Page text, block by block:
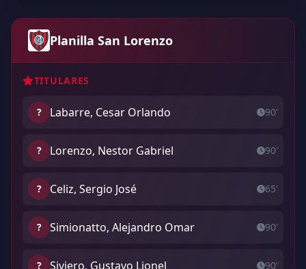
Planilla San Lorenzo
TITULARES
? Labarre, Cesar Orlando 90'
? Lorenzo, Nestor Gabriel 90'
? Celiz, Sergio José 65'
? Simionatto, Alejandro Omar 90'
? Siviero, Gustavo Lionel 90'